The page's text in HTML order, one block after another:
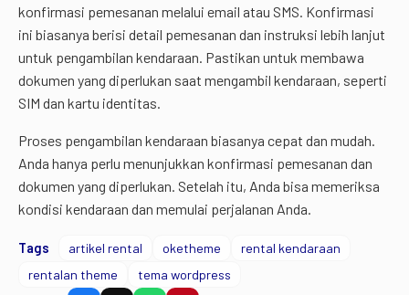
konfirmasi pemesanan melalui email atau SMS. Konfirmasi
ini biasanya berisi detail pemesanan dan instruksi lebih lanjut
untuk pengambilan kendaraan. Pastikan untuk membawa
dokumen yang diperlukan saat mengambil kendaraan, seperti
SIM dan kartu identitas.
Proses pengambilan kendaraan biasanya cepat dan mudah.
Anda hanya perlu menunjukkan konfirmasi pemesanan dan
dokumen yang diperlukan. Setelah itu, Anda bisa memeriksa
kondisi kendaraan dan memulai perjalanan Anda.
Tags artikel rental oketheme
rental kendaraan
rentalan theme
tema wordpress